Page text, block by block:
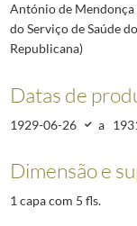
António de
do Serviço de Saúde
Republicana)
Datas de
1929-06-26 a
Dimensão e
1 capa com 5 fls.